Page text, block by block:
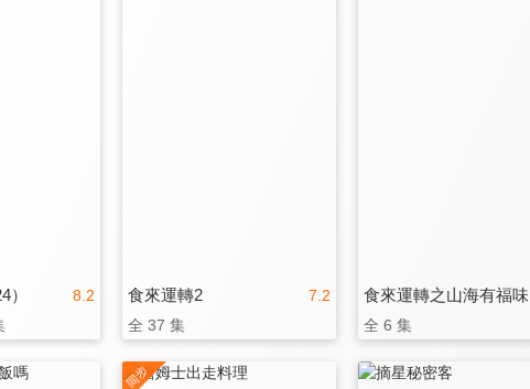
8.2
） 7.2
食來運轉2
全 37 集
食來運轉之山海有福味
全 6 集